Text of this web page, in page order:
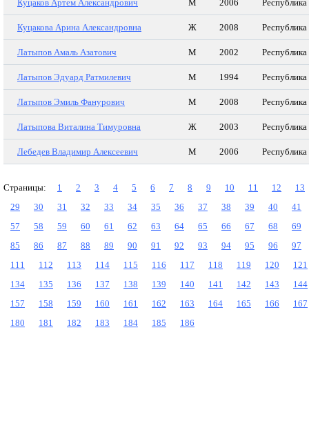
Куцаков Артем Александрович М 2006
Куцакова Арина Александровна Ж 2008
Латыпов Амаль Азатович М 2002
Латыпов Эдуард Ратмилевич М 1994
Латыпов Эмиль Фанурович М 2008
Латыпова Виталина Тимуровна Ж 2003
Лебедев Владимир Алексеевич М 2006
Страницы: 1 2 3 4 5 6 7 8 9 10 11 12
13
29
30 31 32 33 34 35 36 37 38 39 40
41
57
58 59 60 61 62 63 64 65 66 67 68
69
85
86 87 88 89 90 91 92 93 94 95 96
97
111
112 113 114 115 116 117 118 119 120
121
134
135 136 137 138 139 140 141 142 143
144
157
158 159 160 161 162 163 164 165 166
167
180
181 182 183 184 185 186